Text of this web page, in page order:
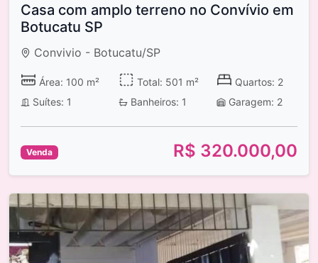
Casa com amplo terreno no Convívio em
Botucatu SP
Convivio - Botucatu/SP
Área: 100 m² Total: 501 m²
Quartos: 2
Suítes: 1
Banheiros: 1 Garagem: 2
Venda R$ 320.000,00